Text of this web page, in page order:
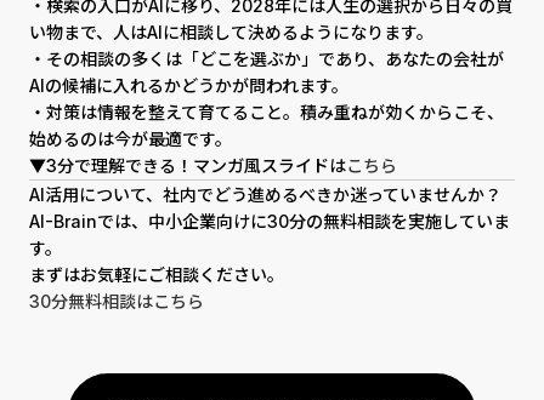
・検索の入口がAIに移り、2028年には人生の選択から日々の買
い物まで、人はAIに相談して決めるようになります。
・その相談の多くは「どこを選ぶか」であり、あなたの会社が
AIの候補に入れるかどうかが問われます。
・対策は情報を整えて育てること。積み重ねが効くからこそ、
始めるのは今が最適です。
▼3分で理解できる！マンガ風スライドはこちら
AI活用について、社内でどう進めるべきか迷っていませんか？
AI-Brainでは、中小企業向けに30分の無料相談を実施していま
す。
まずはお気軽にご相談ください。
30分無料相談はこちら